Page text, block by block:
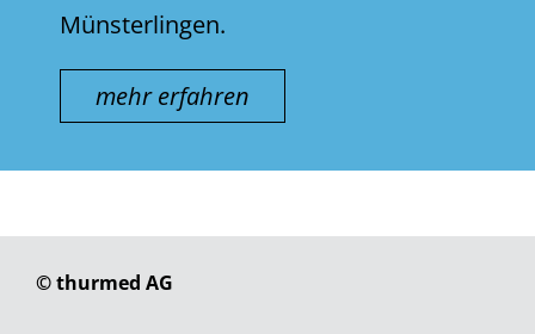
Münsterlingen.
mehr erfahren
© thurmed AG